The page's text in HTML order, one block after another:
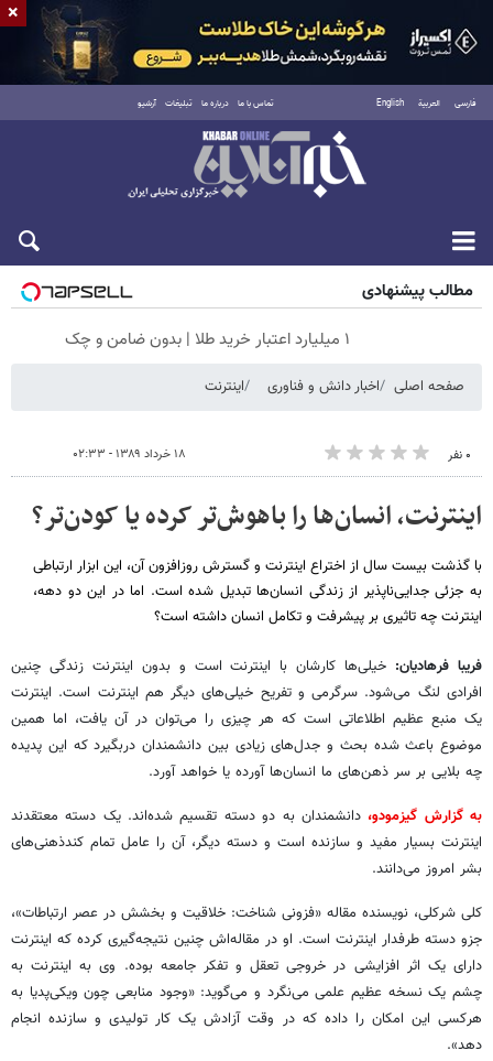
فارسی العربية English تماس با ما درباره ما تبلیغات آرشیو
شنبه ۱۷ مرداد ۱۴۰۵
مطالب پیشنهادی
۱ میلیارد اعتبار خرید طلا | بدون ضامن و چک
صفحه اصلی اخبار دانش و فناوری اینترنت
۰ نفر ۱۸ خرداد ۱۳۸۹ - ۰۲:۳۳
اینترنت، انسان‌ها را باهوش‌تر کرده یا کودن‌تر؟
با گذشت بیست سال از اختراع اینترنت و گسترش روزافزون آن، این ابزار ارتباطی
به جزئی جدایی‌ناپذیر از زندگی انسان‌ها تبدیل شده است. اما در این دو دهه،
اینترنت چه تاثیری بر پیشرفت و تکامل انسان داشته است؟
فریبا فرهادیان: خیلی‌ها کارشان با اینترنت است و بدون اینترنت زندگی چنین
افرادی لنگ می‌شود. سرگرمی و تفریح خیلی‌های دیگر هم اینترنت است. اینترنت
یک منبع عظیم اطلاعاتی است که هر چیزی را می‌توان در آن یافت، اما همین
موضوع باعث شده بحث و جدل‌های زیادی بین دانشمندان دربگیرد که این پدیده
چه بلایی بر سر ذهن‌های ما انسان‌ها آورده یا خواهد آورد.
به گزارش گیزمودو،دانشمندان به دو دسته تقسیم شده‌اند. یک دسته معتقدند
اینترنت بسیار مفید و سازنده است و دسته دیگر، آن را عامل تمام کندذهنی‌های
بشر امروز می‌دانند.
کلی شرکلی، نویسنده مقاله «فزونی شناخت: خلاقیت و بخشش در عصر ارتباطات»،
جزو دسته طرفدار اینترنت است. او در مقاله‌اش چنین نتیجه‌گیری کرده که اینترنت
دارای یک اثر افزایشی در خروجی تعقل و تفکر جامعه بوده. وی به اینترنت به
چشم یک نسخه عظیم علمی می‌نگرد و می‌گوید: «وجود منابعی چون ویکی‌پدیا به
هرکسی این امکان را داده که در وقت آزادش یک کار تولیدی و سازنده انجام
دهد».
×